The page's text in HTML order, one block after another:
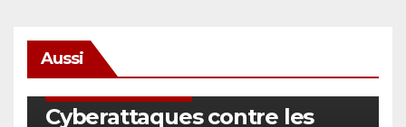
Aussi
Cyberattaques contre les